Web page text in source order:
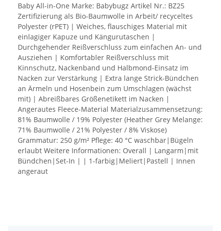
Baby All-in-One Marke: Babybugz Artikel Nr.: BZ25
Zertifizierung als Bio-Baumwolle in Arbeit/ recyceltes
Polyester (rPET) | Weiches, flauschiges Material mit
einlagiger Kapuze und Kängurutaschen |
Durchgehender Reißverschluss zum einfachen An- und
Ausziehen | Komfortabler Reißverschluss mit
Kinnschutz, Nackenband und Halbmond-Einsatz im
Nacken zur Verstärkung | Extra lange Strick-Bündchen
an Ärmeln und Hosenbein zum Umschlagen (wächst
mit) | Abreißbares Größenetikett im Nacken |
Angerautes Fleece-Material Materialzusammensetzung:
81% Baumwolle / 19% Polyester (Heather Grey Melange:
71% Baumwolle / 21% Polyester / 8% Viskose)
Grammatur: 250 g/m² Pflege: 40 °C waschbar|Bügeln
erlaubt Weitere Informationen: Overall | Langarm|mit
Bündchen|Set-In | | 1-farbig|Meliert|Pastell | Innen
angeraut